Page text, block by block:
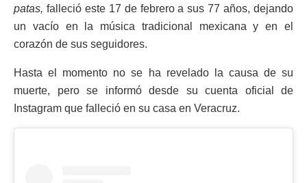
patas, falleció este 17 de febrero a sus 77 años, dejando
un vacío en la música tradicional mexicana y en el
corazón de sus seguidores.
Hasta el momento no se ha revelado la causa de su
muerte, pero se informó desde su cuenta oficial de
Instagram que falleció en su casa en Veracruz.